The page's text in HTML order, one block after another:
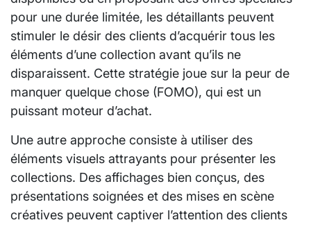
pour une durée limitée, les détaillants peuvent
stimuler le désir des clients d’acquérir tous les
éléments d’une collection avant qu’ils ne
disparaissent. Cette stratégie joue sur la peur de
manquer quelque chose (FOMO), qui est un
puissant moteur d’achat.
Une autre approche consiste à utiliser des
éléments visuels attrayants pour présenter les
collections. Des affichages bien conçus, des
présentations soignées et des mises en scène
créatives peuvent captiver l’attention des clients